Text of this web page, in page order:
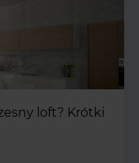
loft? Krótki